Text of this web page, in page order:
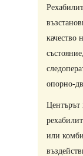
качество
опорно-
Центърът
или